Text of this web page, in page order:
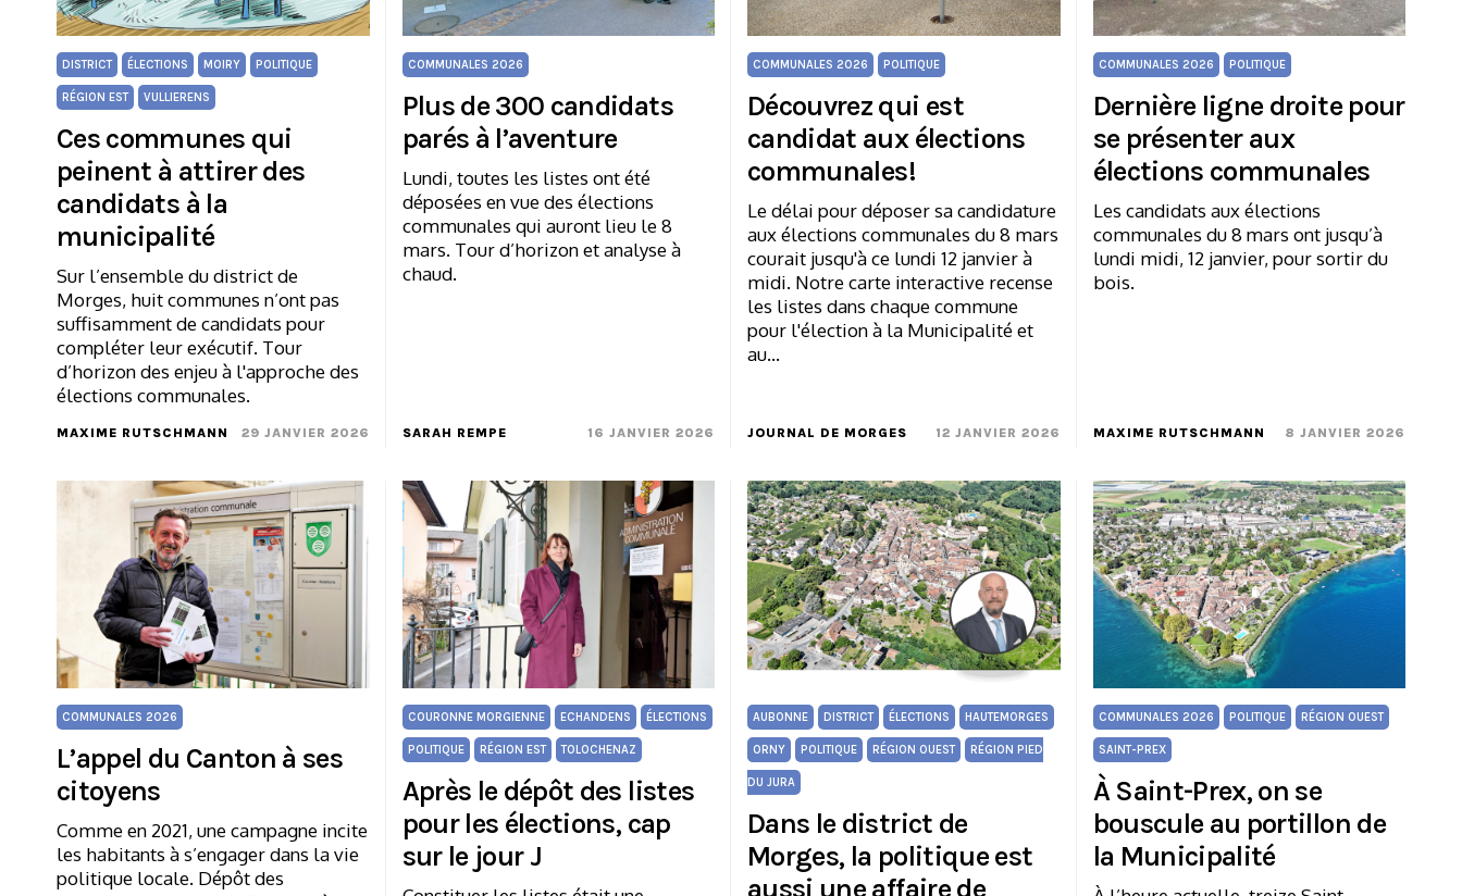
DISTRICT ÉLECTIONS MOIRY POLITIQUE
RÉGION EST VULLIERENS
Ces communes qui
peinent à attirer des
candidats à la
municipalité
Sur l’ensemble du district de
Morges, huit communes n’ont pas
suffisamment de candidats pour
compléter leur exécutif. Tour
d’horizon des enjeu à l'approche des
élections communales.
MAXIME RUTSCHMANN 29 JANVIER 2026
COMMUNALES 2026
Plus de 300 candidats
parés à l’aventure
Lundi, toutes les listes ont été
déposées en vue des élections
communales qui auront lieu le 8
mars. Tour d’horizon et analyse à
chaud.
SARAH REMPE 16 JANVIER 2026
COMMUNALES 2026 POLITIQUE
Découvrez qui est
candidat aux élections
communales!
Le délai pour déposer sa candidature
aux élections communales du 8 mars
courait jusqu'à ce lundi 12 janvier à
midi. Notre carte interactive recense
les listes dans chaque commune
pour l'élection à la Municipalité et
au…
JOURNAL DE MORGES 12 JANVIER 2026
COMMUNALES 2026 POLITIQUE
Dernière ligne droite pour
se présenter aux
élections communales
Les candidats aux élections
communales du 8 mars ont jusqu’à
lundi midi, 12 janvier, pour sortir du
bois.
MAXIME RUTSCHMANN 8 JANVIER 2026
COMMUNALES 2026
L’appel du Canton à ses
citoyens
Comme en 2021, une campagne incite
les habitants à s’engager dans la vie
politique locale. Dépôt des
COURONNE MORGIENNE ECHANDENS ÉLECTIONS
POLITIQUE RÉGION EST TOLOCHENAZ
Après le dépôt des listes
pour les élections, cap
sur le jour J
AUBONNE DISTRICT ÉLECTIONS HAUTEMORGES
ORNY POLITIQUE RÉGION OUEST RÉGION PIED
DU JURA
Dans le district de
Morges, la politique est
COMMUNALES 2026 POLITIQUE RÉGION OUEST
SAINT-PREX
À Saint-Prex, on se
bouscule au portillon de
la Municipalité